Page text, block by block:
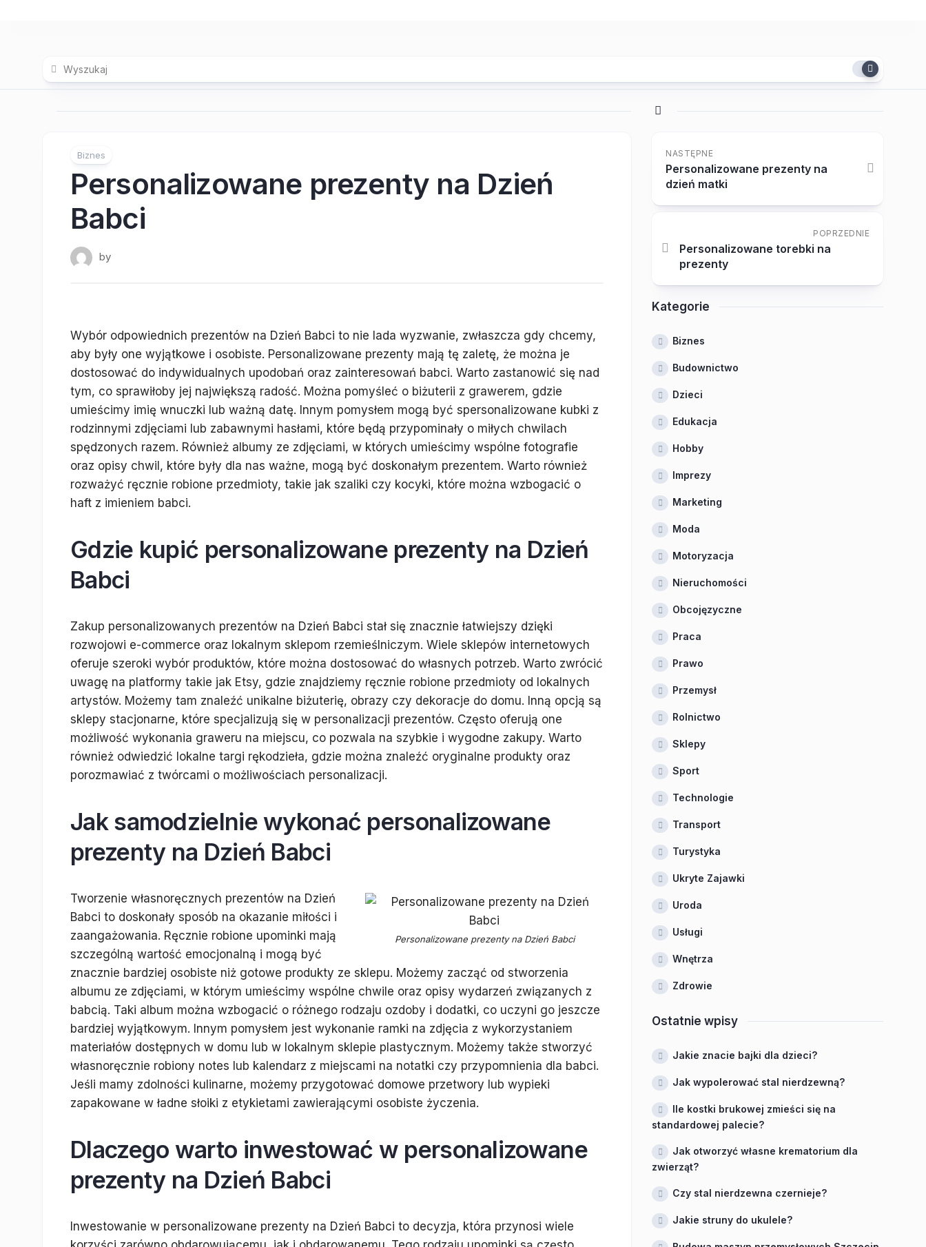
Biznes
Personalizowane prezenty na Dzień
Babci
by
Wybór odpowiednich prezentów na Dzień Babci to nie lada wyzwanie, zwłaszcza gdy chcemy,
aby były one wyjątkowe i osobiste. Personalizowane prezenty mają tę zaletę, że można je
dostosować do indywidualnych upodobań oraz zainteresowań babci. Warto zastanowić się nad
tym, co sprawiłoby jej największą radość. Można pomyśleć o biżuterii z grawerem, gdzie
umieścimy imię wnuczki lub ważną datę. Innym pomysłem mogą być spersonalizowane kubki z
rodzinnymi zdjęciami lub zabawnymi hasłami, które będą przypominały o miłych chwilach
spędzonych razem. Również albumy ze zdjęciami, w których umieścimy wspólne fotografie
oraz opisy chwil, które były dla nas ważne, mogą być doskonałym prezentem. Warto również
rozważyć ręcznie robione przedmioty, takie jak szaliki czy kocyki, które można wzbogacić o
haft z imieniem babci.
Gdzie kupić personalizowane prezenty na Dzień
Babci
Zakup personalizowanych prezentów na Dzień Babci stał się znacznie łatwiejszy dzięki
rozwojowi e-commerce oraz lokalnym sklepom rzemieślniczym. Wiele sklepów internetowych
oferuje szeroki wybór produktów, które można dostosować do własnych potrzeb. Warto zwrócić
uwagę na platformy takie jak Etsy, gdzie znajdziemy ręcznie robione przedmioty od lokalnych
artystów. Możemy tam znaleźć unikalne biżuterię, obrazy czy dekoracje do domu. Inną opcją są
sklepy stacjonarne, które specjalizują się w personalizacji prezentów. Często oferują one
możliwość wykonania graweru na miejscu, co pozwala na szybkie i wygodne zakupy. Warto
również odwiedzić lokalne targi rękodzieła, gdzie można znaleźć oryginalne produkty oraz
porozmawiać z twórcami o możliwościach personalizacji.
Jak samodzielnie wykonać personalizowane
prezenty na Dzień Babci
Personalizowane prezenty na Dzień Babci
Tworzenie własnoręcznych prezentów na Dzień
Babci to doskonały sposób na okazanie miłości i
zaangażowania. Ręcznie robione upominki mają
szczególną wartość emocjonalną i mogą być
znacznie bardziej osobiste niż gotowe produkty ze sklepu. Możemy zacząć od stworzenia
albumu ze zdjęciami, w którym umieścimy wspólne chwile oraz opisy wydarzeń związanych z
babcią. Taki album można wzbogacić o różnego rodzaju ozdoby i dodatki, co uczyni go jeszcze
bardziej wyjątkowym. Innym pomysłem jest wykonanie ramki na zdjęcia z wykorzystaniem
materiałów dostępnych w domu lub w lokalnym sklepie plastycznym. Możemy także stworzyć
własnoręcznie robiony notes lub kalendarz z miejscami na notatki czy przypomnienia dla babci.
Jeśli mamy zdolności kulinarne, możemy przygotować domowe przetwory lub wypieki
zapakowane w ładne słoiki z etykietami zawierającymi osobiste życzenia.
Dlaczego warto inwestować w personalizowane
prezenty na Dzień Babci
Inwestowanie w personalizowane prezenty na Dzień Babci to decyzja, która przynosi wiele
NASTĘPNE
Personalizowane prezenty na
dzień matki
POPRZEDNIE
Personalizowane torebki na
prezenty
Kategorie
Biznes
Budownictwo
Dzieci
Edukacja
Hobby
Imprezy
Marketing
Moda
Motoryzacja
Nieruchomości
Obcojęzyczne
Praca
Prawo
Przemysł
Rolnictwo
Sklepy
Sport
Technologie
Transport
Turystyka
Ukryte Zajawki
Uroda
Usługi
Wnętrza
Zdrowie
Ostatnie wpisy
Jakie znacie bajki dla dzieci?
Jak wypolerować stal nierdzewną?
Ile kostki brukowej zmieści się na
standardowej palecie?
Jak otworzyć własne krematorium dla
zwierząt?
Czy stal nierdzewna czernieje?
Jakie struny do ukulele?